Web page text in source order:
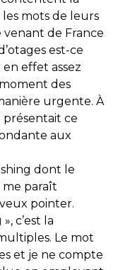
mots de leurs
de France
est-ce
en effet assez
des
urgente. À
présentait ce
aux
dont le
me paraît
pointer.
c’est la
Le mot
et je ne compte